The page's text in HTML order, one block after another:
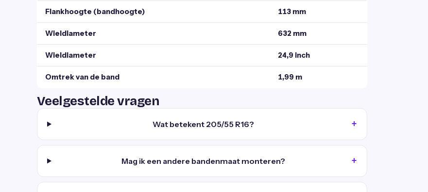
Flankhoogte (bandhoogte) 113 mm
Wieldiameter 632 mm
Wieldiameter 24,9 inch
Omtrek van de band 1,99 m
Veelgestelde vragen
Wat betekent 205/55 R16?
Mag ik een andere bandenmaat monteren?